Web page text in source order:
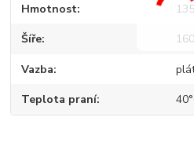
Hmotnost
Šíře
Vazba
Teplota praní